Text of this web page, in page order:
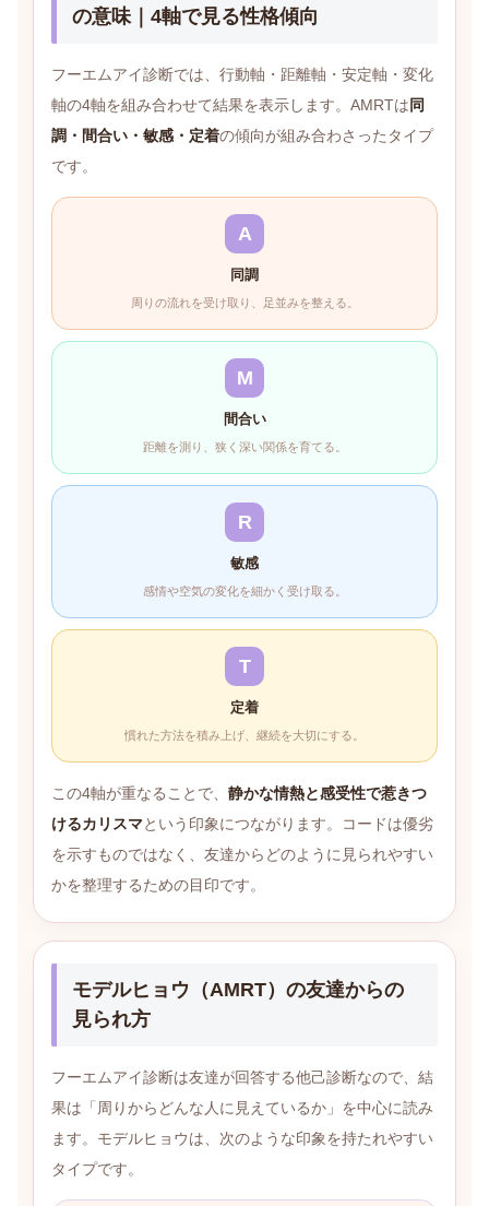
の意味｜4軸で見る性格傾向
フーエムアイ診断では、行動軸・距離軸・安定軸・変化
軸の4軸を組み合わせて結果を表示します。AMRTは同
調・間合い・敏感・定着の傾向が組み合わさったタイプ
です。
A
同調
周りの流れを受け取り、足並みを整える。
M
間合い
距離を測り、狭く深い関係を育てる。
R
敏感
感情や空気の変化を細かく受け取る。
T
定着
慣れた方法を積み上げ、継続を大切にする。
この4軸が重なることで、 静かな情熱と感受性で惹きつ
けるカリスマという印象につながります。コードは優劣
を示すものではなく、友達からどのように見られやすい
かを整理するための目印です。
モデルヒョウ（AMRT）の友達からの
見られ方
フーエムアイ診断は友達が回答する他己診断なので、結
果は「周りからどんな人に見えているか」を中心に読み
ます。モデルヒョウは、次のような印象を持たれやすい
タイプです。